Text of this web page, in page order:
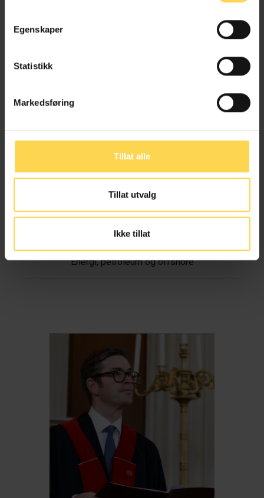
Egenskaper
Statistikk
Markedsføring
Tillat alle
Tillat utvalg
Ikke tillat
Energi, petroleum og offshore